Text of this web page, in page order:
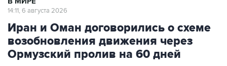
14:11, 6 августа 2026
Иран и Оман договорились о схеме
возобновления движения через
Ормузский пролив на 60 дней